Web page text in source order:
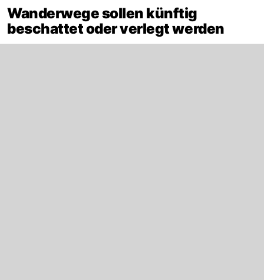
Wanderwege sollen künftig
beschattet oder verlegt werden